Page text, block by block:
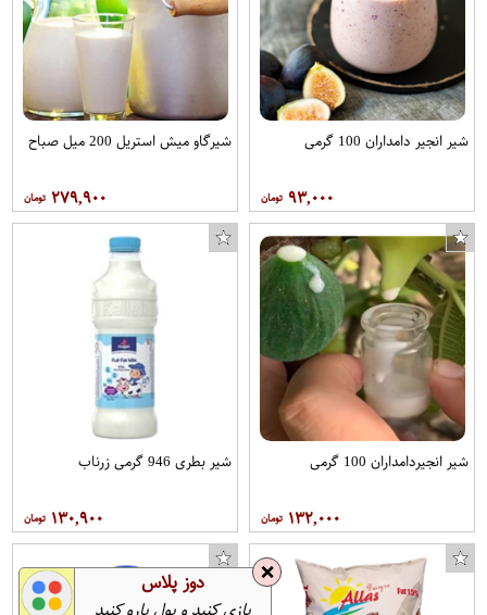
شیر انجیر دامداران 100 گرمی
۹۳,۰۰۰
شیرگاو میش استریل 200 میل صباح
۲۷۹,۹۰۰
شیر انجیردامداران 100 گرمی
۱۳۲,۰۰۰
شیر بطری 946 گرمی زرناب
۱۳۰,۹۰۰
❌ دوز پلاس
بازی کنید و پول پارو کنید